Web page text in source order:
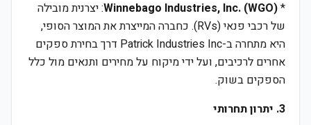
*
Winnebago Industries, Inc. (WGO): יצרנית מובילה
של רכבי פנאי (RVs). כחברה המייצרת את המוצר הסופי,
היא מתחרה ב-Patrick Industries Inc דרך בחירת ספקים
אחרים לרכיבים, ועל ידי מיקוח על מחירים ותנאים מול כלל
הספקים בשוק.
3. יתרון תחרותי